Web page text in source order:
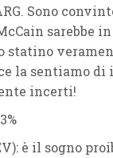
Sono
sarebbe
statino
la sentiamo
incerti!
: è il sogno